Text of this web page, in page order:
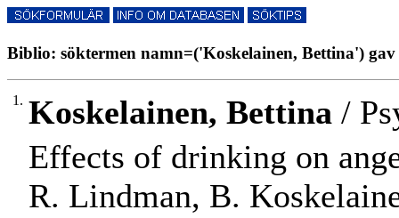
Biblio: söktermen namn=('Koskelainen, Bettina')
1. Koskelainen, Bettina /
Effects of drinking on
R. Lindman, B.